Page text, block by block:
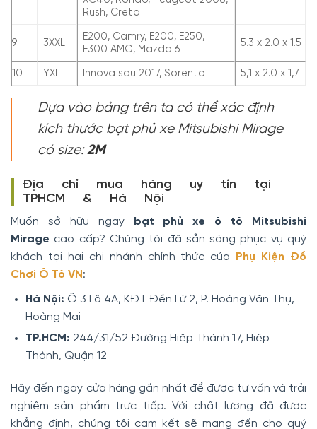
Rush, Creta
9 3XXL
E200, Camry, E200, E250,
E300 AMG, Mazda 6
5.3 x 2.0 x 1.5
10 YXL Innova sau 2017, Sorento 5,1 x 2.0 x 1,7
Dựa vào bảng trên ta có thể xác định
kích thước bạt phủ xe Mitsubishi Mirage
có size:2M
Địa chỉ mua hàng uy tín tại
TPHCM & Hà Nội
Muốn sở hữu ngay
bạt phủ xe ô tô Mitsubishi
Mirage cao cấp? Chúng tôi đã sẵn sàng phục vụ quý
khách tại hai chi nhánh chính thức của
Phụ Kiện Đồ
Chơi Ô Tô VN :
Hà Nội: Ô 3 Lô 4A, KĐT Đền Lừ 2, P. Hoàng Văn Thụ,
Hoàng Mai
TP.HCM: 244/31/52 Đường Hiệp Thành 17, Hiệp
Thành, Quận 12
Hãy đến ngay cửa hàng gần nhất để được tư vấn và trải
nghiệm sản phẩm trực tiếp. Với chất lượng đã được
khẳng định, chúng tôi cam kết sẽ mang đến cho quý